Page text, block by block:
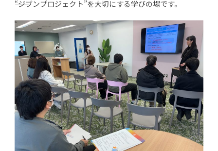
――“ジブンプロジェクト”を大切にする学びの場です。